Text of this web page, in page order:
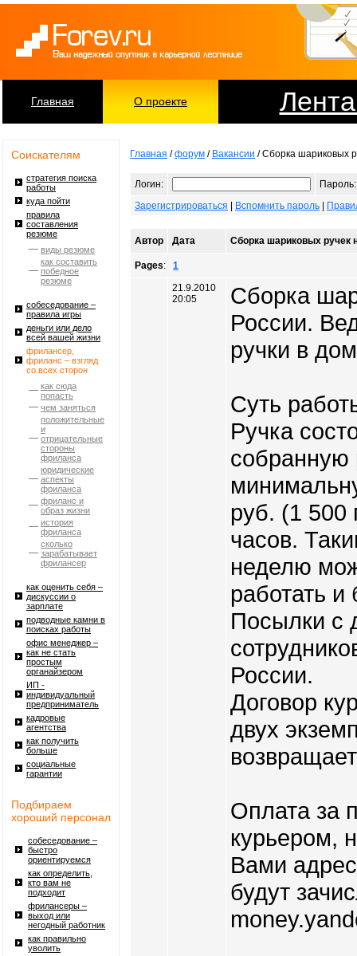
Главная О проекте
Соискателям
стратегия поиска
работы
куда пойти
правила
составления
резюме
виды резюме
как составить
победное
резюме
собеседование –
правила игры
деньги или дело
всей вашей жизни
фрилансер,
фриланс – взгляд
со всех сторон
как сюда
попасть
чем заняться
положительные
и
отрицательные
стороны
фриланса
юридические
аспекты
фриланса
фриланс и
образ жизни
история
фриланса
сколько
зарабатывает
фрилансер
как оценить себя –
дискуссии о
зарплате
подводные камни в
поисках работы
офис менеджер –
как не стать
простым
органайзером
ИП -
индивидуальный
предприниматель
кадровые
агентства
как получить
больше
социальные
гарантии
Подбираем
хороший персонал
собеседование –
быстро
ориентируемся
как определить,
кто вам не
подходит
фрилансеры –
выход или
негодный работник
как правильно
уволить
Главная /форум / Вакансии / Сборка шариковых
Логин:
Пароль:
Зарегистрироваться
Вспомнить пароль
Автор Дата Сборка шариковых ручек
Pages: 1
21.9.2010
20:05
Сборка
России.
ручки в
Суть
Ручка
собранную
руб. (1 500
часов.
неделю
работать
Посылки с
России.
Договор
двух
Оплата за
курьером,
Вами
будут